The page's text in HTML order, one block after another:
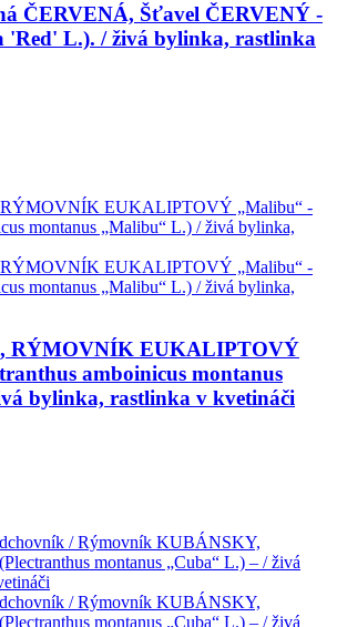
ČERVENÁ, Šťavel ČERVENÝ -
'Red' L.). / živá bylinka, rastlinka
RÝMOVNÍK EUKALIPTOVÝ
amboinicus montanus
bylinka, rastlinka v kvetináči